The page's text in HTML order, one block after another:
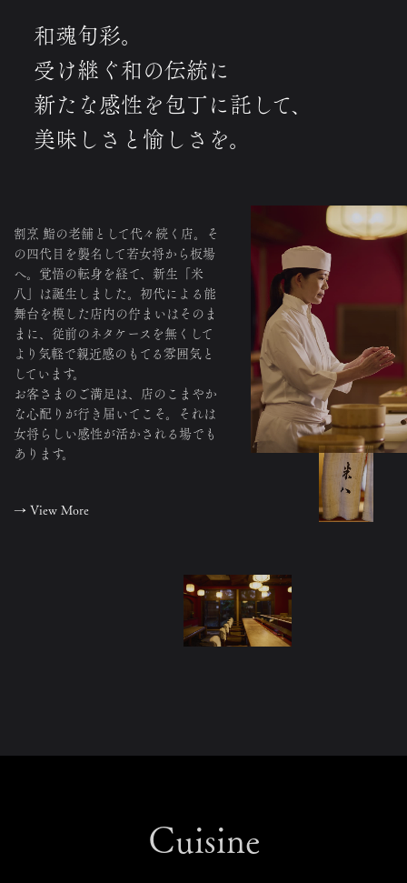
和魂旬彩。
受け継ぐ和の伝統に
新たな感性を包丁に託して、
美味しさと愉しさを。
割烹 鮨の老舗として代々続く店。そ
の四代目を襲名して若女将から板場
へ。覚悟の転身を経て、新生「米
八」は誕生しました。初代による能
舞台を模した店内の佇まいはそのま
まに、従前のネタケースを無くして
より気軽で親近感のもてる雰囲気と
しています。
お客さまのご満足は、店のこまやか
な心配りが行き届いてこそ。それは
女将らしい感性が活かされる場でも
あります。
→ View More
Cuisine